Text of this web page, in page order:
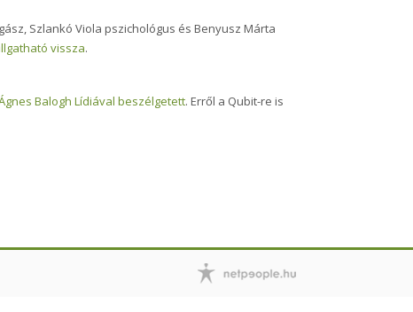
Szlankó Viola pszichológus és Benyusz Márta
vissza.
Balogh Lídiával beszélgetett. Erről a Qubit-re is